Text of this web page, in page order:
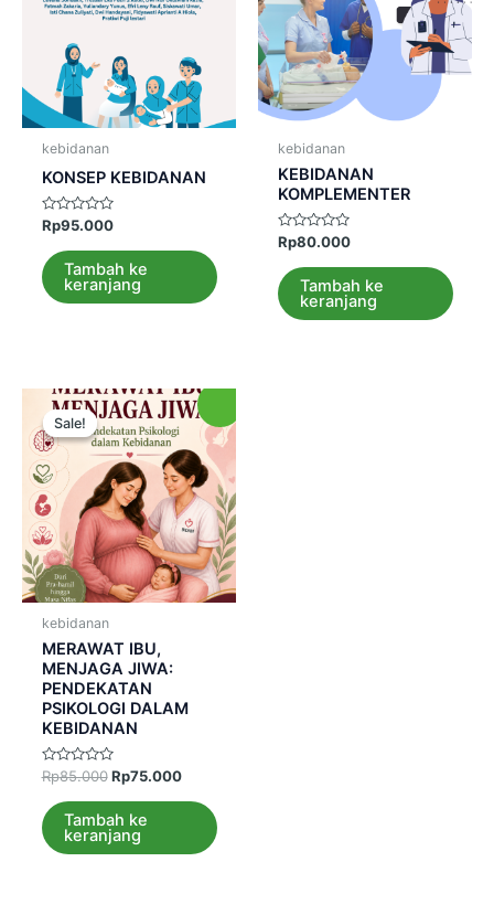
kebidanan
KONSEP KEBIDANAN
Dinilai
dari
5
Rp95.000
Tambah ke
keranjang
kebidanan
KEBIDANAN
KOMPLEMENTER
Dinilai
dari
5
Rp80.000
Tambah ke
keranjang
Sale!
Sale!
kebidanan
MERAWAT IBU,
MENJAGA JIWA:
PENDEKATAN
PSIKOLOGI DALAM
KEBIDANAN
Dinilai
dari
5
Rp85.000 Rp75.000
Tambah ke
keranjang